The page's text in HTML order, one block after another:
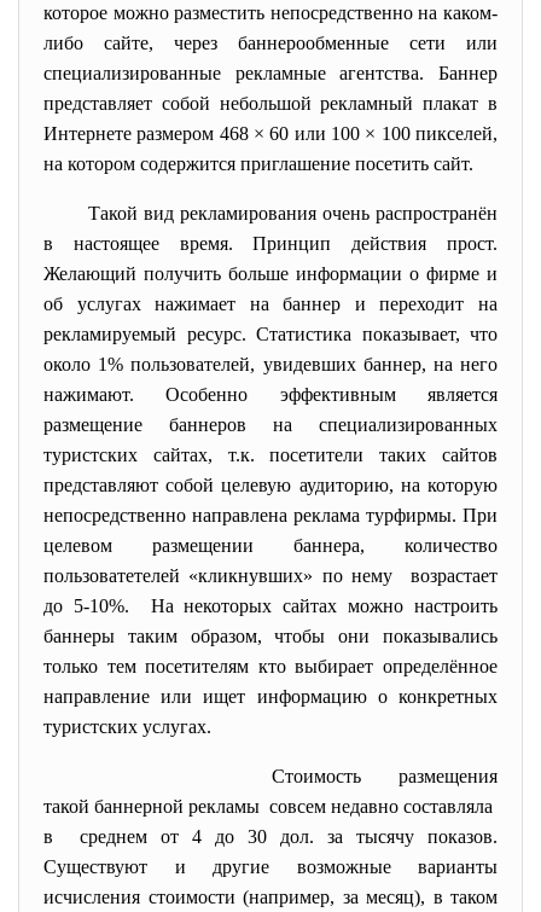
которое можно разместить непосредственно на каком-
либо сайте, через баннерообменные сети или
специализированные рекламные агентства. Баннер
представляет собой небольшой рекламный плакат в
Интернете размером 468 × 60 или 100 × 100 пикселей,
на котором содержится приглашение посетить сайт.
Такой вид рекламирования очень распространён
в настоящее время. Принцип действия прост.
Желающий получить больше информации о фирме и
об услугах нажимает на баннер и переходит на
рекламируемый ресурс. Статистика показывает, что
около 1% пользователей, увидевших баннер, на него
нажимают. Особенно эффективным является
размещение баннеров на специализированных
туристских сайтах, т.к. посетители таких сайтов
представляют собой целевую аудиторию, на которую
непосредственно направлена реклама турфирмы. При
целевом размещении баннера, количество
пользоватетелей «кликнувших» по нему возрастает
до 5-10%. На некоторых сайтах можно настроить
баннеры таким образом, чтобы они показывались
только тем посетителям кто выбирает определённое
направление или ищет информацию о конкретных
туристских услугах.
Стоимость размещения
такой баннерной рекламы совсем недавно составляла
в среднем от 4 до 30 дол. за тысячу показов.
Существуют и другие возможные варианты
исчисления стоимости (например, за месяц), в таком